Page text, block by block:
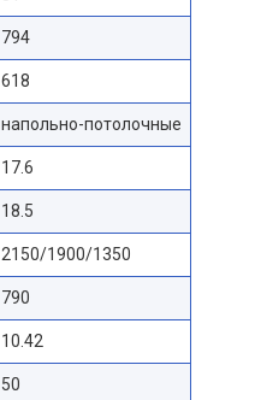
794
618
напольно-потолочные
17.6
18.5
2150/1900/1350
790
10.42
50